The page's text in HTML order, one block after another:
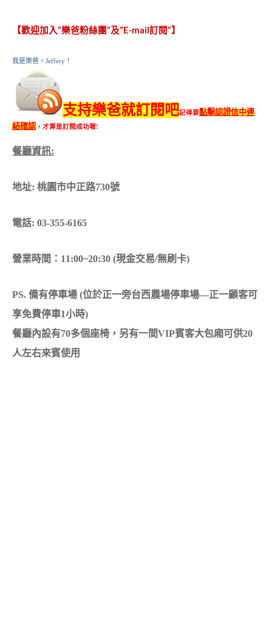
【歡迎加入”樂爸粉絲團”及”E-mail訂閱”】
我是樂爸。Jeffery！
支持樂爸就訂閱吧記得要點擊認證信中連
結確認，才算是訂閱成功喔!
餐廳資訊:
地址: 桃園市中正路730號
電話: 03-355-6165
營業時間：11:00~20:30 (現金交易/無刷卡)
PS. 備有停車場 (位於正一旁台西農場停車場—正一顧客可
享免費停車1小時)
餐廳內設有70多個座椅，另有一間VIP賓客大包廂可供20
人左右來賓使用